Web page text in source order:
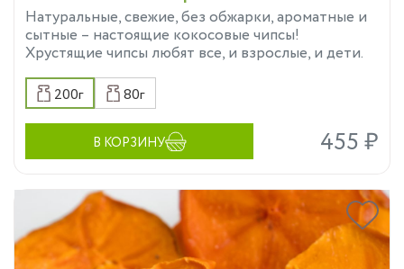
Натуральные, свежие, без обжарки, ароматные и
сытные – настоящие кокосовые чипсы!
Хрустящие чипсы любят все, и взрослые, и дети.
200г 80г
В КОРЗИНУ 455 ₽